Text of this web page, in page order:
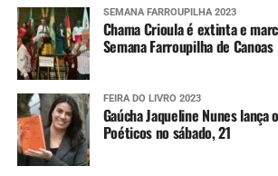
SEMANA FARROUPILHA 2023
Chama Crioula é extinta e
Semana Farroupilha de Canoas
FEIRA DO LIVRO 2023
Gaúcha Jaqueline Nunes lança
Poéticos no sábado, 21